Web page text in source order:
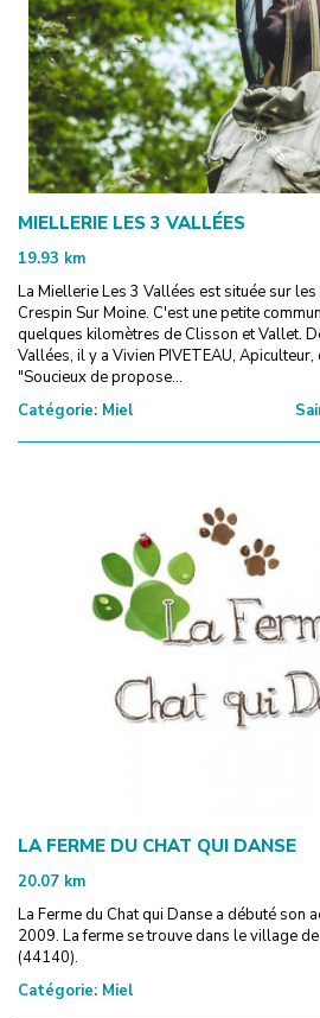
MIELLERIE LES 3 VALLÉES
19.93 km
La Miellerie Les 3 Vallées est située sur
Crespin Sur Moine. C'est une petite
quelques kilomètres de Clisson et Vallet.
Vallées, il y a Vivien PIVETEAU,
"Soucieux de propose...
Catégorie: Miel
LA FERME DU CHAT QUI DANSE
20.07 km
La Ferme du Chat qui Danse a débuté son
2009. La ferme se trouve dans le village
(44140).
Catégorie: Miel